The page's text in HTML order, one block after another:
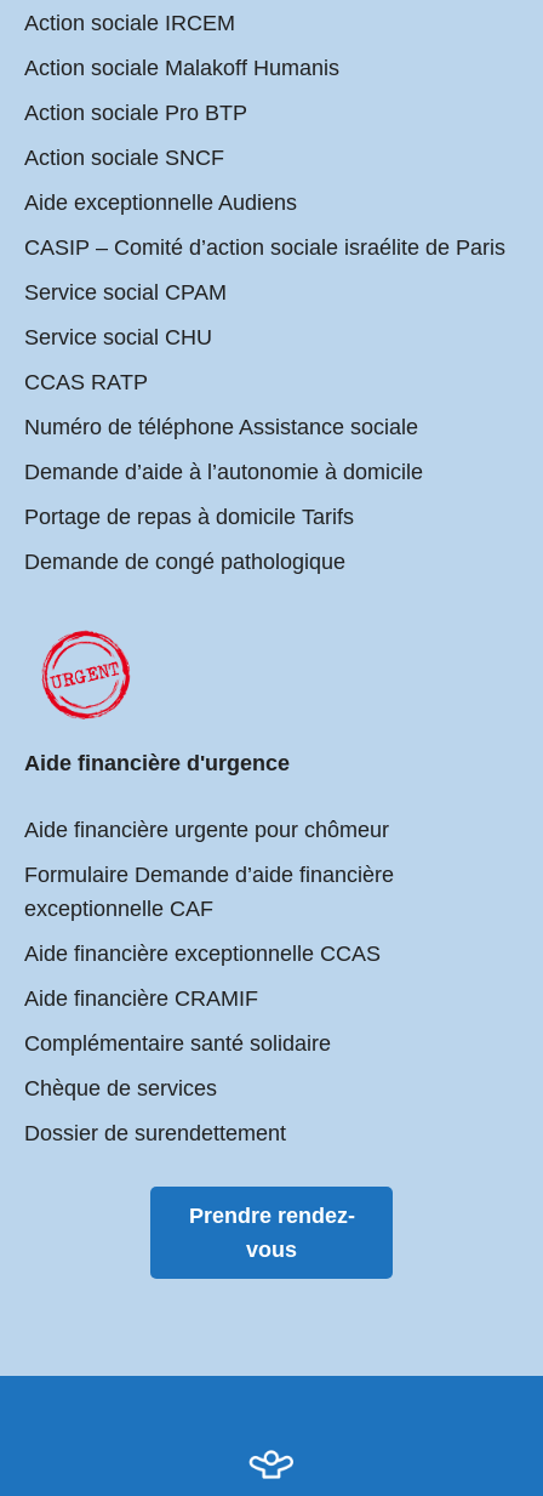
Action sociale IRCEM
Action sociale Malakoff Humanis
Action sociale Pro BTP
Action sociale SNCF
Aide exceptionnelle Audiens
CASIP – Comité d’action sociale israélite de Paris
Service social CPAM
Service social CHU
CCAS RATP
Numéro de téléphone Assistance sociale
Demande d’aide à l’autonomie à domicile
Portage de repas à domicile Tarifs
Demande de congé pathologique
Aide financière d'urgence
Aide financière urgente pour chômeur
Formulaire Demande d’aide financière
exceptionnelle CAF
Aide financière exceptionnelle CCAS
Aide financière CRAMIF
Complémentaire santé solidaire
Chèque de services
Dossier de surendettement
Prendre rendez-
vous